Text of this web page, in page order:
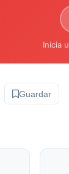
Inicia
Guardar